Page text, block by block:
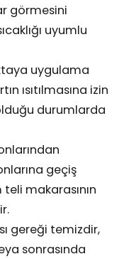
görmesini
uyumlu
uygulama
ısıtılmasına izin
durumlarda
geçiş
makarasının
gereği temizdir,
sonrasında